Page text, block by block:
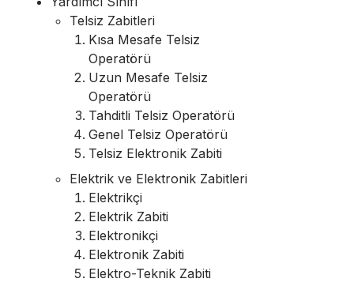
Telsiz Zabitleri
Kısa Mesafe Telsiz
Operatörü
Uzun Mesafe Telsiz
Operatörü
Tahditli Telsiz Operatörü
Genel Telsiz Operatörü
Telsiz Elektronik Zabiti
Elektrik ve Elektronik Zabitleri
Elektrikçi
Elektrik Zabiti
Elektronikçi
Elektronik Zabiti
Elektro-Teknik Zabiti